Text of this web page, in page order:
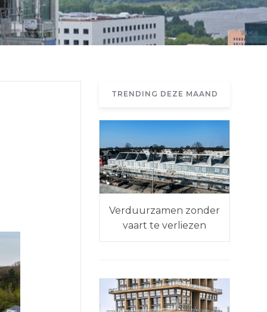
TRENDING DEZE MAAND
Verduurzamen zonder
vaart te verliezen